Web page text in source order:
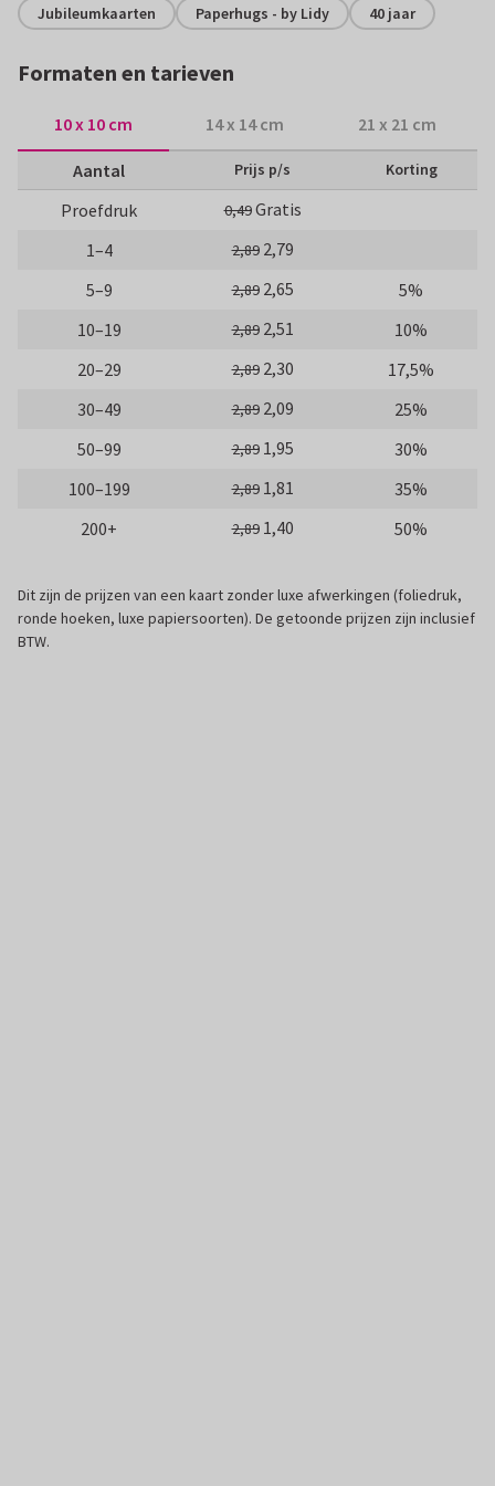
Jubileumkaarten Paperhugs - by Lidy 40 jaar
Formaten en tarieven
10 x 10 cm 14 x 14 cm 21 x 21 cm
Aantal Prijs p/s Korting
Proefdruk 0,49Gratis
1–4
2,89 2,79
5–9
2,89 2,65
5%
10–19
2,89 2,51
10%
20–29
2,89 2,30
17,5%
30–49
2,89 2,09
25%
50–99
2,89 1,95
30%
100–199
2,89 1,81
35%
200+
2,89 1,40 50%
Dit zijn de prijzen van een kaart zonder luxe afwerkingen (foliedruk,
ronde hoeken, luxe papiersoorten). De getoonde prijzen zijn inclusief
BTW.